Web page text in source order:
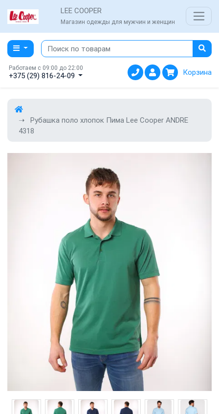
LEE COOPER
Магазин одежды для мужчин и женщин
Работаем с 09:00 до 22:00
+375 (29) 816-24-09 Корзина
Рубашка поло хлопок Пима Lee Cooper ANDRE
4318